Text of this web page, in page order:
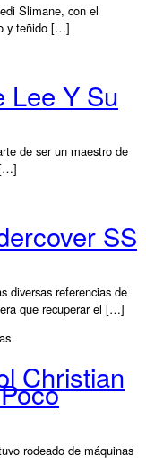
Slimane, con el
y teñido […]
Lee Y Su
de ser un maestro de
[…]
SS
diversas referencias de
que recuperar el […]
Christian
rodeado de máquinas